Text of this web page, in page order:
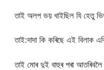
তাই অলপ ভয় খাইছিল যি হেতু
তাই:দাদা কি কৰিছে এই বিলাক
তাই মোৰ দুই বাহুৰ পৰা আতৰিবলৈ